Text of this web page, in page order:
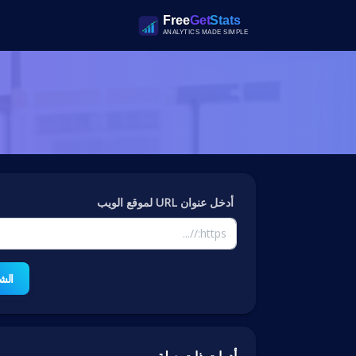
أدخل عنوان URL لموقع الويب